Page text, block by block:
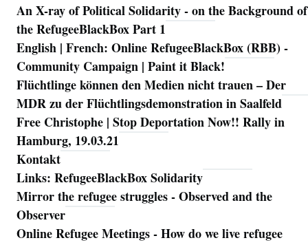
Navigation
An X-ray of Political Solidarity - on the Background of
the RefugeeBlackBox Part 1
English | French: Online RefugeeBlackBox (RBB) -
Community Campaign | Paint it Black!
Flüchtlinge können den Medien nicht trauen – Der
MDR zu der Flüchtlingsdemonstration in Saalfeld
Free Christophe | Stop Deportation Now!! Rally in
Hamburg, 19.03.21
Kontakt
Links: RefugeeBlackBox Solidarity
Mirror the refugee struggles - Observed and the
Observer
Online Refugee Meetings - How do we live refugee